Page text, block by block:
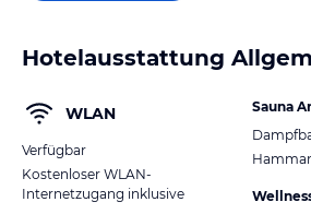
Hotelausstattung
WLAN
Verfügbar
Kostenloser WLAN-
Internetzugang inklusive
Sauna